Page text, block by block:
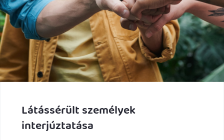
Látássérült személyek
interjúztatása